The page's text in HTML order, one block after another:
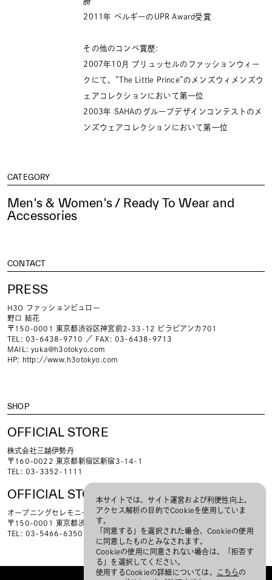
2011年 ベルギーのUPR Award受賞
その他のコンペ賞歴:
2007年10月 ブリュッセルのファッションウィー
クにて、”The Little Prince”のメンズウィメンズウ
ェアコレクションにおいて第一位
2003年 SAHAのグループデザインコンテストのメ
ンズウェアコレクションにおいて第一位
CATEGORY
Men's & Women's / Ready To Wear and
Accessories
CONTACT
PRESS
H3O ファッションビュロー
野口 結花
〒150-0001 東京都渋谷区神宮前2-33-12 ビラビアンカ701
TEL: 03-6438-9710 ／ FAX: 03-6438-9713
MAIL:yuka@h3otokyo.com
HP: http://www.h3otokyo.com
SHOP
OFFICIAL STORE
株式会社三越伊勢丹
〒160-0022 東京都新宿区新宿3-14-1
TEL: 03-3352-1111
OFFICIAL STORE
オープニングセレモニー
〒150-0001 東京都渋谷区神宮前6-7-1-B
TEL: 03-5466-6350
本サイトでは、サイト運営および利便性向上、
アクセス解析の目的でCookieを使用していま
す。
「同意する」を選択された場合、Cookieの使用
に同意したものとみなされます。
Cookieの使用に同意されない場合は、「拒否す
る」を選択してください。
使用するCookieの詳細については、
こちらの